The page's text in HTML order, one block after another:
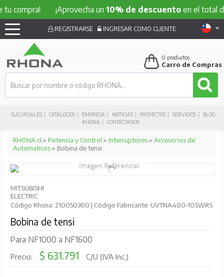
¡Aprovecha un10% de descuentoen el total de tu
SUCURSALES CATÁLOGOS EMPRESA NOTICIAS PROYECTOS SERVICIOS
BLOG
RHONA
CONTÁCTANOS
REGISTRARSE INGRESAR COMO CLIENTE
0 productos
Carro de Compras
RHONA.cl » Potencia y Control » Interruptores» Accesorios de
Automaticos» Bobina de tensi
MITSUBISHI
ELECTRIC
Código Rhona: 210050300 | Código Fabricante: UVTNA480-10SWRS
Bobina de tensi
Para NF1000 a NF1600
Precio: $ 631.791 C/U (IVA Inc.)